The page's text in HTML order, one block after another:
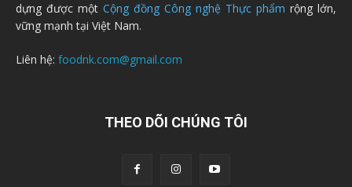
dựng được một Cộng đồng Công nghệ Thực phẩm rộng lớn,
vững mạnh tại Việt Nam.
Liên hệ: foodnk.com@gmail.com
THEO DÕI CHÚNG TÔI